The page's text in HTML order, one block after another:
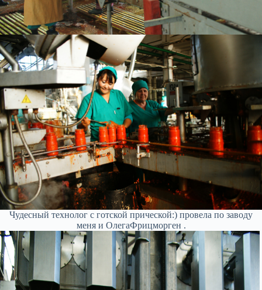
Чудесный технолог с готской прической:) провела по заводу
меня и ОлегаФрицморген .